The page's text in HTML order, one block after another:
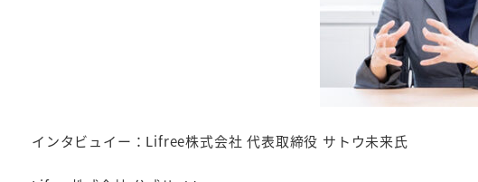
インタビュイー：Lifree株式会社 代表取締役 サトウ未来氏